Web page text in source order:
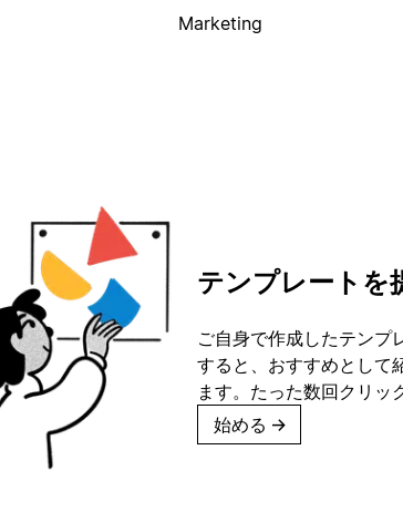
Marketing
テンプレートを
ご自身で作成したテン
すると、おすすめとして
ます。たった数回クリッ
始める →